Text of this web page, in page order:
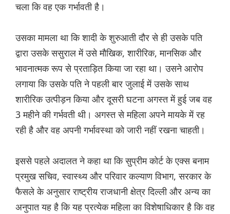
चला कि वह एक गर्भावती है।
उसका मामला था कि शादी के शुरुआती दौर से ही उसके पति
द्वारा उसके ससुराल में उसे मौखिक, शारीरिक, मानसिक और
भावनात्मक रूप से प्रताड़ित किया जा रहा था। उसने आरोप
लगाया कि उसके पति ने पहली बार जुलाई में उसके साथ
शारीरिक उत्पीड़न किया और दूसरी घटना अगस्त में हुई जब वह
3 महीने की गर्भवती थी। अगस्त से महिला अपने मायके में रह
रही है और वह अपनी गर्भावस्था को जारी नहीं रखना चाहती।
इससे पहले अदालत ने कहा था कि सुप्रीम कोर्ट के एक्स बनाम
प्रमुख सचिव, स्वास्थ्य और परिवार कल्याण विभाग, सरकार के
फैसले के अनुसार राष्ट्रीय राजधानी क्षेत्र दिल्ली और अन्य का
अनुपात यह है कि यह प्रत्येक महिला का विशेषाधिकार है कि वह